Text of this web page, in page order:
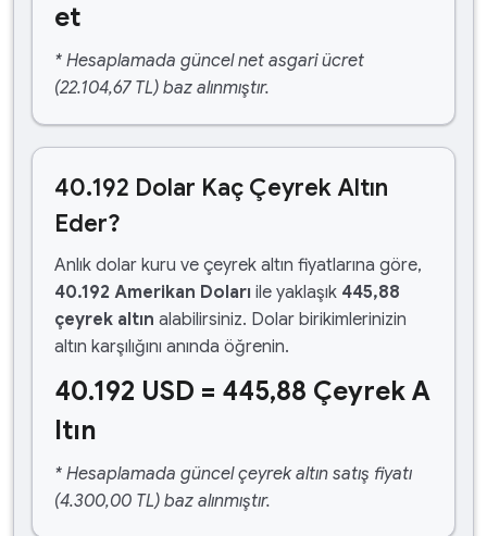
et
* Hesaplamada güncel net asgari ücret
(22.104,67 TL) baz alınmıştır.
40.192 Dolar Kaç Çeyrek Altın
Eder?
Anlık dolar kuru ve çeyrek altın fiyatlarına göre,
40.192 Amerikan Doları ile yaklaşık 445,88
çeyrek altın alabilirsiniz. Dolar birikimlerinizin
altın karşılığını anında öğrenin.
40.192 USD = 445,88 Çeyrek A
ltın
* Hesaplamada güncel çeyrek altın satış fiyatı
(4.300,00 TL) baz alınmıştır.